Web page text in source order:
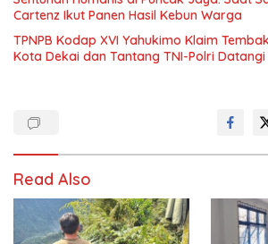
Cartenz Ikut Panen Hasil Kebun Warga
TPNPB Kodap XVI Yahukimo Klaim
Kota Dekai dan Tantang TNI-Polri
Read Also